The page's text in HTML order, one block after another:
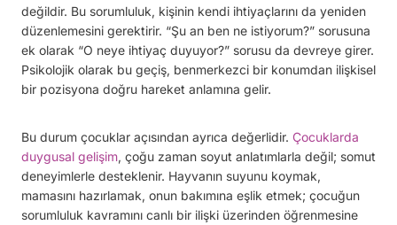
değildir. Bu sorumluluk, kişinin kendi ihtiyaçlarını da yeniden
düzenlemesini gerektirir. “Şu an ben ne istiyorum?” sorusuna
ek olarak “O neye ihtiyaç duyuyor?” sorusu da devreye girer.
Psikolojik olarak bu geçiş, benmerkezci bir konumdan ilişkisel
bir pozisyona doğru hareket anlamına gelir.
Bu durum çocuklar açısından ayrıca değerlidir. Çocuklarda
duygusal gelişim, çoğu zaman soyut anlatımlarla değil; somut
deneyimlerle desteklenir. Hayvanın suyunu koymak,
mamasını hazırlamak, onun bakımına eşlik etmek; çocuğun
sorumluluk kavramını canlı bir ilişki üzerinden öğrenmesine